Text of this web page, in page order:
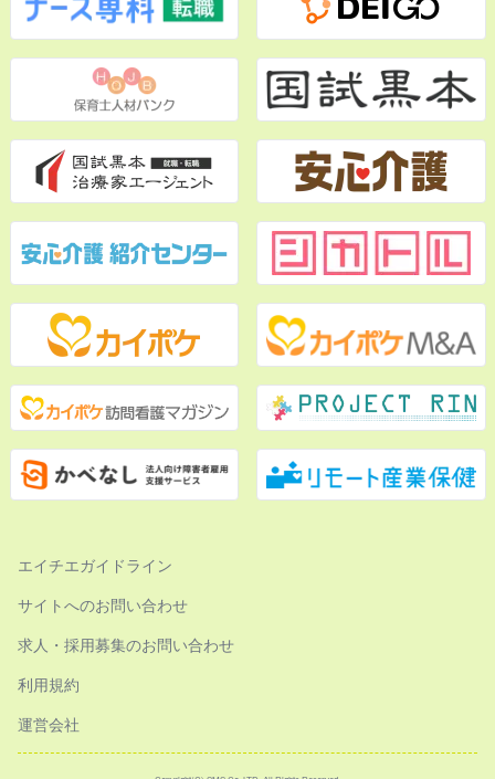
エイチエガイドライン
サイトへのお問い合わせ
求人・採用募集のお問い合わせ
利用規約
運営会社